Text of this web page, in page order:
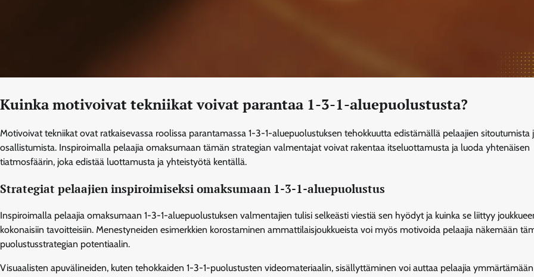
Kuinka motivoivat tekniikat voivat parantaa 1-3-1-aluepuolustusta?
Motivoivat tekniikat ovat ratkaisevassa roolissa parantamassa 1-3-1-aluepuolustuksen tehokkuutta edistämällä pelaajien sitoutumista
osallistumista. Inspiroimalla pelaajia omaksumaan tämän strategian valmentajat voivat rakentaa itseluottamusta ja luoda yhtenäisen
tiatmosfäärin, joka edistää luottamusta ja yhteistyötä kentällä.
Strategiat pelaajien inspiroimiseksi omaksumaan 1-3-1-aluepuolustus
Inspiroimalla pelaajia omaksumaan 1-3-1-aluepuolustuksen valmentajien tulisi selkeästi viestiä sen hyödyt ja kuinka se liittyy
kokonaisiin tavoitteisiin. Menestyneiden esimerkkien korostaminen ammattilaisjoukkueista voi myös motivoida pelaajia näkemään
puolustusstrategian potentiaalin.
Visuaalisten apuvälineiden, kuten tehokkaiden 1-3-1-puolustusten videomateriaalin, sisällyttäminen voi auttaa pelaajia ymmärtämään